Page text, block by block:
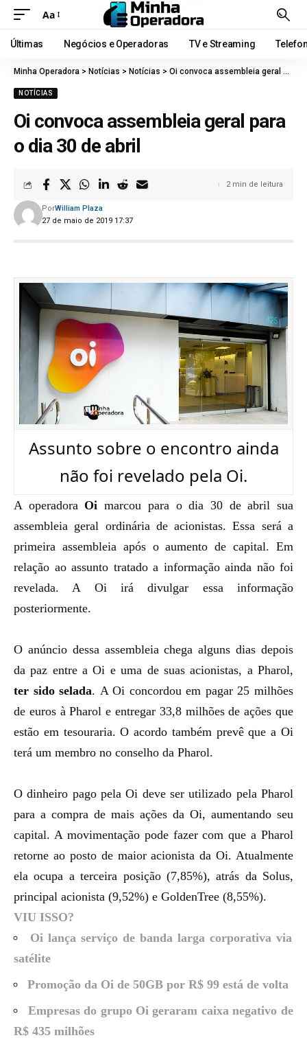
Aa
Últimas Negócios e Operadoras TV e Streaming
Minha Operadora > Notícias > Notícias > Oi convoca assembleia geral para o dia 30 de abril
NOTÍCIAS
Oi convoca assembleia geral para
o dia 30 de abril
27 de maio de 2019 17:37
PorWilliam Plaza
2 min de leitura
Assunto sobre o encontro ainda
não foi revelado pela Oi.
A operadora Oimarcou para o dia 30 de abril sua
assembleia geral ordinária de acionistas. Essa será a
primeira assembleia após o aumento de capital. Em
relação ao assunto tratado a informação ainda não foi
revelada. A Oi irá divulgar essa informação
posteriormente.
O anúncio dessa assembleia chega alguns dias depois
da paz entre a Oi e uma de suas acionistas, a Pharol,
ter sido selada. A Oi concordou em pagar 25 milhões
de euros à Pharol e entregar 33,8 milhões de ações que
estão em tesouraria. O acordo também prevê que a Oi
terá um membro no conselho da Pharol.
O dinheiro pago pela Oi deve ser utilizado pela Pharol
para a compra de mais ações da Oi, aumentando seu
capital. A movimentação pode fazer com que a Pharol
retorne ao posto de maior acionista da Oi. Atualmente
ela ocupa a terceira posição (7,85%), atrás da Solus,
principal acionista (9,52%) e GoldenTree (8,55%).
VIU ISSO?
Oi lança serviço de banda larga corporativa via
satélite
Promoção da Oi de 50GB por R$ 99 está de volta
Empresas do grupo Oi geraram caixa negativo de
R$ 435 milhões